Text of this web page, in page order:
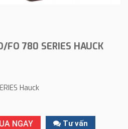
FO 780 SERIES HAUCK
Hauck
NGAY Tư vấn